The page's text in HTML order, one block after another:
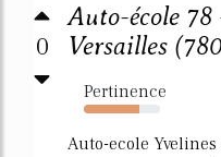
0
Auto-école 78
Versailles
Pertinence
73%
Auto-ecole